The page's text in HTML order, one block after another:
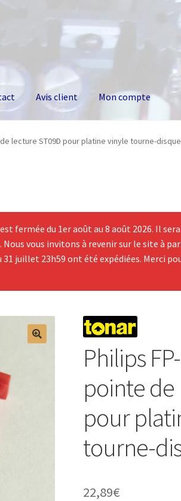
Avis client Mon compte
lecture ST09D pour platine vinyle tourne-disque
fermée du 1er août au 8 août 2026. Il
vous invitons à revenir sur le site à
31 juillet 23h59 ont été expédiées. Merci
Philips
pointe de
pour
tourne-
22,89€